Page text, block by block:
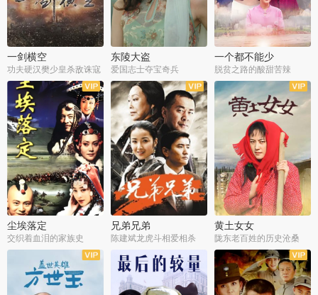
一剑横空
功夫硬汉樊少皇杀敌诛寇
东陵大盗
爱国志士夺宝奇兵
一个都不能少
脱贫之路的酸甜苦辣
全25集
尘埃落定
交织着血泪的家族史
全50集
兄弟兄弟
陈建斌龙虎斗相爱相杀
全23集
黄土女女
陇东老百姓的历史沧桑
全36集
全28集 全44集